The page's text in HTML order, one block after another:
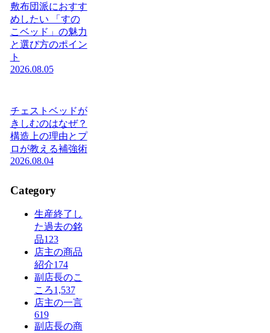
敷布団派におすす
めしたい 「すの
こベッド」の魅力
と選び方のポイン
ト
2026.08.05
チェストベッドが
きしむのはなぜ？
構造上の理由とプ
ロが教える補強術
2026.08.04
Category
生産終了し
た過去の銘
品123
店主の商品
紹介174
副店長のこ
ころ1,537
店主の一言
619
副店長の商